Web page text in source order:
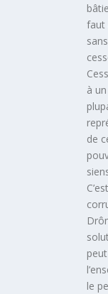
faut
à
de
le